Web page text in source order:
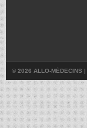
© 2026 ALLO-MÉDECINS |